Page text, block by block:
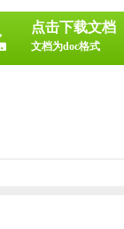
点击下载文档
文档为doc格式